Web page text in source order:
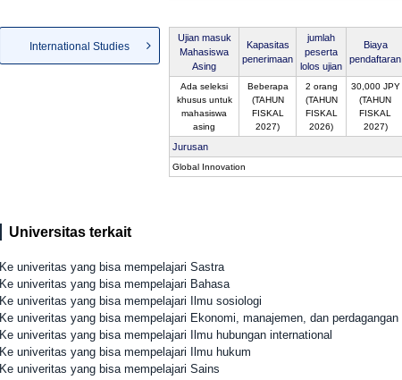
International Studies
Ujian masuk
Mahasiswa
Asing
Kapasitas
penerimaan
jumlah
peserta
lolos ujian
Biaya
pendaftaran
Ada seleksi
khusus untuk
mahasiswa
asing
Beberapa
(TAHUN
FISKAL
2027)
2 orang
(TAHUN
FISKAL
2026)
30,000 JPY
(TAHUN
FISKAL
2027)
Jurusan
Global Innovation
Universitas terkait
Ke univeritas yang bisa mempelajari Sastra
Ke univeritas yang bisa mempelajari Bahasa
Ke univeritas yang bisa mempelajari Ilmu sosiologi
Ke univeritas yang bisa mempelajari Ekonomi, manajemen, dan perdagangan
Ke univeritas yang bisa mempelajari Ilmu hubungan international
Ke univeritas yang bisa mempelajari Ilmu hukum
Ke univeritas yang bisa mempelajari Sains